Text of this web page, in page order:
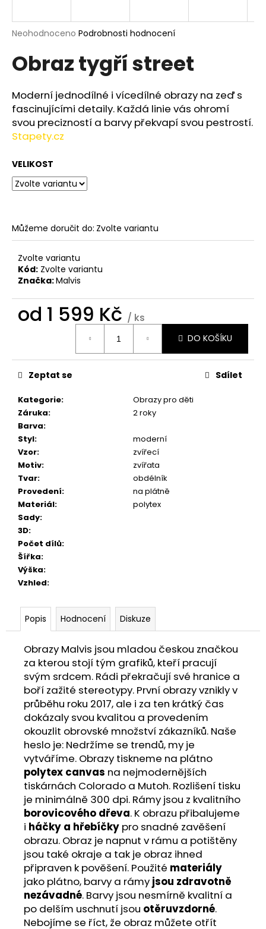
Průměrné
produktu
je
z
5
hvězdiček.
Neohodnoceno Podrobnosti hodnocení
Obraz tygří street
Moderní jednodílné i vícedílné obrazy na zeď s
fascinujícími detaily. Každá linie vás ohromí
svou precizností a barvy překvapí svou pestrostí.
Stapety.cz
VELIKOST
Můžeme doručit do: Zvolte variantu
Zvolte variantu
Kód: Zvolte variantu
Značka:Malvis
od 1 599 Kč / ks
DO KOŠÍKU
Kategorie:
Obrazy pro děti
Záruka:
2 roky
Barva:
Styl:
moderní
Vzor:
zvířecí
Motiv:
zvířata
Tvar:
obdélník
Provedení:
na plátně
Materiál:
polytex
Sady:
3D:
Počet dílů:
Šířka:
Výška:
Vzhled:
Zeptat se Sdílet
Popis Hodnocení Diskuze
Obrazy Malvis jsou mladou českou značkou
za kterou stojí tým grafiků, kteří pracují
svým srdcem. Rádi překračují své hranice a
boří zažité stereotypy. První obrazy vznikly v
průběhu roku 2017, ale i za ten krátký čas
dokázaly svou kvalitou a provedením
okouzlit obrovské množství zákazníků. Naše
heslo je: Nedržíme se trendů, my je
vytváříme. Obrazy tiskneme na plátno
polytex canvas na nejmodernějších
tiskárnách Colorado a Mutoh. Rozlišení tisku
je minimálně 300 dpi. Rámy jsou z kvalitního
borovicového dřeva. K obrazu přibalujeme
i háčky a hřebíčky pro snadné zavěšení
obrazu. Obraz je napnut v rámu a potištěny
jsou také okraje a tak je obraz ihned
připraven k pověšení. Použité materiály
jako plátno, barvy a rámy jsou zdravotně
nezávadné. Barvy jsou nesmírně kvalitní a
po delším uschnutí jsou otěruvzdorné.
Nebojíme se říct, že obraz můžete otřít
j
t
?
D
o
r
u
č
u
j
m
OKNO
RÁJE
PŘÍRODY
599
Kč